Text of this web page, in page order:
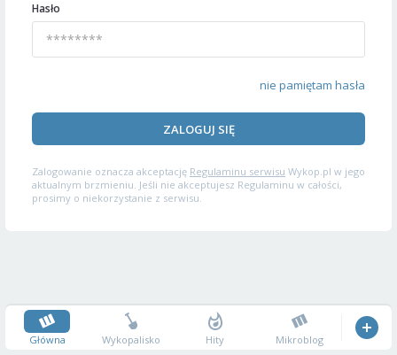
Hasło
nie pamiętam hasła
ZALOGUJ SIĘ
Zalogowanie oznacza akceptację Regulaminu serwisu Wykop.pl w jego
aktualnym brzmieniu. Jeśli nie akceptujesz Regulaminu w całości,
prosimy o niekorzystanie z serwisu.
Główna Wykopalisko Hity Mikroblog